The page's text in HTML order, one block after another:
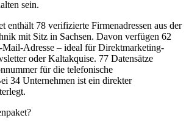
sein.
enthält 78 verifizierte Firmenadressen aus der
mit Sitz in Sachsen. Davon verfügen 62
Mail-Adresse – ideal für Direktmarketing-
oder Kaltakquise. 77 Datensätze
für die telefonische
34 Unternehmen ist ein direkter